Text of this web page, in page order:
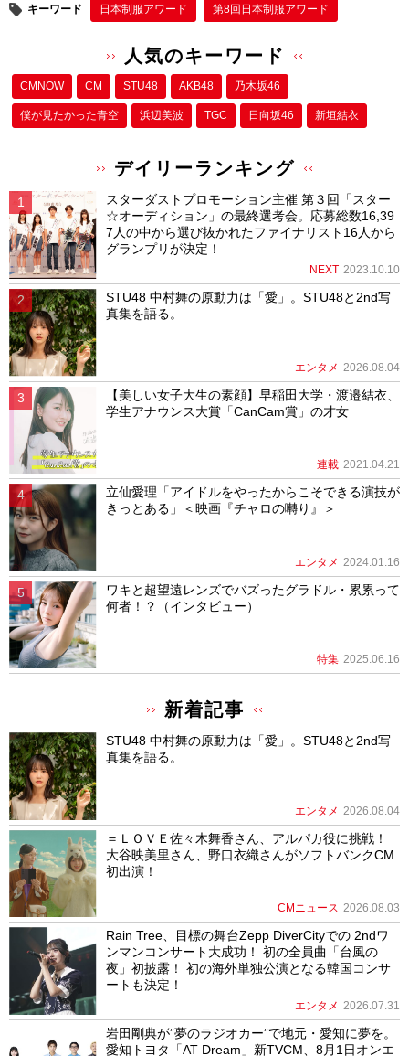
キーワード 日本制服アワード 第8回日本制服アワード
人気のキーワード
CMNOW CM STU48 AKB48 乃木坂46
僕が⾒たかった⻘空 浜辺美波 TGC 日向坂46 新垣結衣
デイリーランキング
スターダストプロモーション主催 第３回「スター
☆オーディション」の最終選考会。応募総数16,39
7人の中から選び抜かれたファイナリスト16人から
グランプリが決定！
NEXT 2023.10.10
STU48 中村舞の原動力は「愛」。STU48と2nd写
真集を語る。
エンタメ 2026.08.04
【美しい女子大生の素顔】早稲田大学・渡邉結衣、
学生アナウンス大賞「CanCam賞」の才女
連載 2021.04.21
立仙愛理「アイドルをやったからこそできる演技が
きっとある」＜映画『チャロの囀り』＞
エンタメ 2024.01.16
ワキと超望遠レンズでバズったグラドル・累累って
何者！？（インタビュー）
特集 2025.06.16
新着記事
STU48 中村舞の原動力は「愛」。STU48と2nd写
真集を語る。
エンタメ 2026.08.04
＝ＬＯＶＥ佐々木舞香さん、アルパカ役に挑戦！
大谷映美里さん、野口衣織さんがソフトバンクCM
初出演！
CMニュース 2026.08.03
Rain Tree、目標の舞台Zepp DiverCityでの 2ndワ
ンマンコンサート大成功！ 初の全員曲「台風の
夜」初披露！ 初の海外単独公演となる韓国コンサ
ートも決定！
エンタメ 2026.07.31
岩田剛典が”夢のラジオカー”で地元・愛知に夢を。
愛知トヨタ「AT Dream」新TVCM、8月1日オンエ